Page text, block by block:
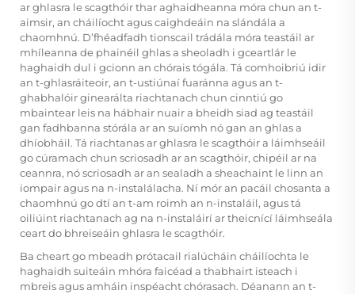
ar ghlasra le scagthóir thar aghaidheanna móra chun an t-
aimsir, an cháilíocht agus caighdeáin na slándála a
chaomhnú. D’fhéadfadh tionscail trádála móra teastáil ar
mhíleanna de phainéil ghlas a sheoladh i gceartlár le
haghaidh dul i gcionn an chórais tógála. Tá comhoibriú idir
an t-ghlasráiteoir, an t-ustiúnaí fuaránna agus an t-
ghabhalóir ginearálta riachtanach chun cinntiú go
mbaintear leis na hábhair nuair a bheidh siad ag teastáil
gan fadhbanna stórála ar an suíomh nó gan an ghlas a
dhíobháil. Tá riachtanas ar ghlasra le scagthóir a láimhseáil
go cúramach chun scriosadh ar an scagthóir, chipéil ar na
ceannra, nó scriosadh ar an sealadh a sheachaint le linn an
iompair agus na n-instalálacha. Ní mór an pacáil chosanta a
chaomhnú go dtí an t-am roimh an n-instaláil, agus tá
oiliúint riachtanach ag na n-instaláirí ar theicnící láimhseála
ceart do bhreiseáin ghlasra le scagthóir.
Ba cheart go mbeadh prótacail rialúcháin cháilíochta le
haghaidh suiteáin mhóra faicéad a thabhairt isteach i
mbreis agus amháin inspéacht chórasach. Déanann an t-